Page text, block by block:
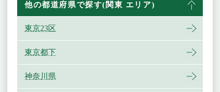
他の都道府県で探す(関東 エリア)
東京23区
東京都下
神奈川県